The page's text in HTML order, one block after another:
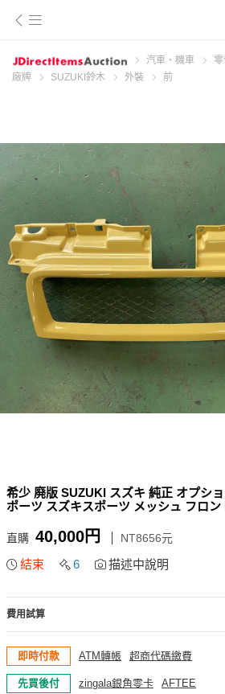
汽車、機車
廠牌
SUZUKI鈴木 外裝 前
希少 廃版 SUZUKI スズキ 純正 オプシ
ポーツ スズキスポーツ メッシュ フロン
直購 40,000円 NT8656元
結束 6 描述中說明
費用試算
即時付款 ATM轉帳 超商代碼繳費
先買後付 zingala銀角零卡 AFTEE